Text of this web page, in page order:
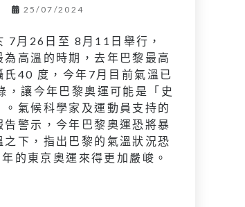
25/07/2024
7月26日至 8月11日舉行，
為高溫的時期，去年巴黎最高
氏40 度，今年7月目前氣溫已
，讓今年巴黎奧運可能是「史
。氣候科學家及運動員支持的
告警示，今年巴黎奧運恐將暴
之下，指出巴黎的氣溫狀況恐
的東京奧運來得更加嚴峻。